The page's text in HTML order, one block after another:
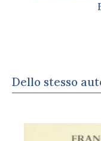
Dello stesso